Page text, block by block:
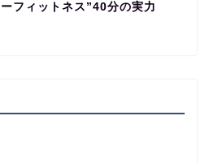
ーフィットネス”40分の実力